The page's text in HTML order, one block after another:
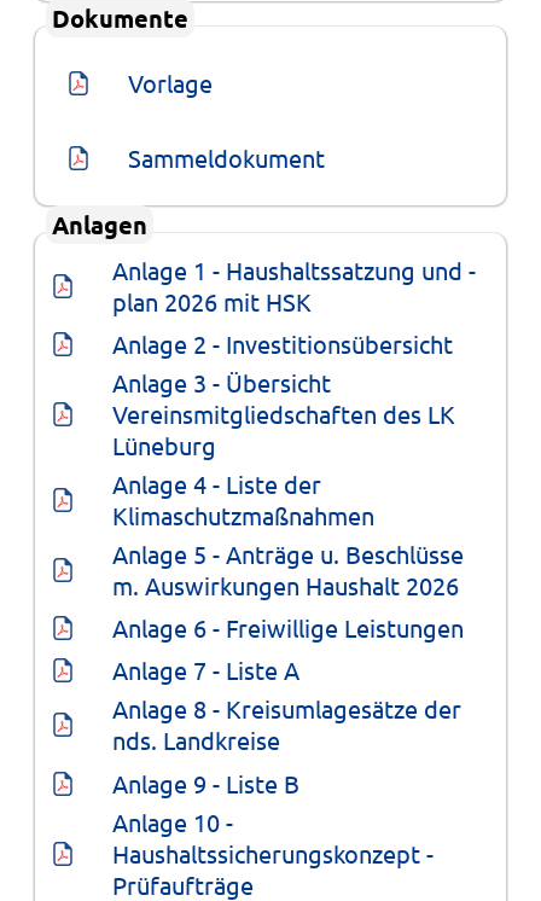
Dokumente
Vorlage
Sammeldokument
Anlagen
Anlage 1 - Haushaltssatzung und -
plan 2026 mit HSK
Anlage 2 - Investitionsübersicht
Anlage 3 - Übersicht
Vereinsmitgliedschaften des LK
Lüneburg
Anlage 4 - Liste der
Klimaschutzmaßnahmen
Anlage 5 - Anträge u. Beschlüsse
m. Auswirkungen Haushalt 2026
Anlage 6 - Freiwillige Leistungen
Anlage 7 - Liste A
Anlage 8 - Kreisumlagesätze der
nds. Landkreise
Anlage 9 - Liste B
Anlage 10 -
Haushaltssicherungskonzept -
Prüfaufträge